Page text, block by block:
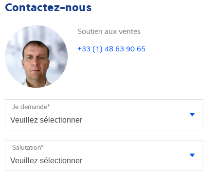
Contactez-nous
Soutien aux ventes
+33 (1) 48 63 90 65
Je demande*
Salutation*